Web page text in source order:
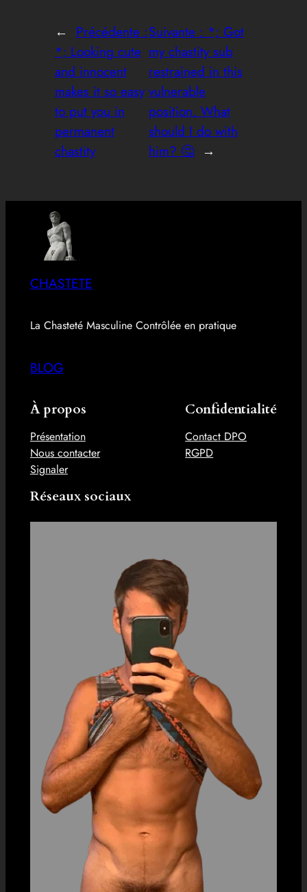
← Précédente :
*; Looking cute
and innocent
makes it so easy
to put you in
permanent
chastity
Suivante : *; Got
my chastity sub
restrained in this
vulnerable
position. What
should I do with
him? 🤔 →
CHASTETE
La Chasteté Masculine Contrôlée en pratique
BLOG
À propos
Présentation
Nous contacter
Signaler
Confidentialité
Contact DPO
RGPD
Réseaux sociaux